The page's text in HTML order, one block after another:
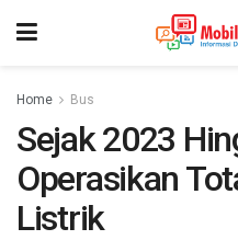
Home Bus
Sejak 2023
Operasikan
Listrik